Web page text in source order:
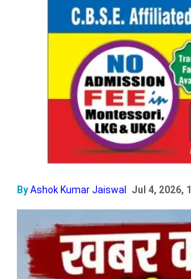
ByAshok Kumar Jaiswal Jul 4, 2026,